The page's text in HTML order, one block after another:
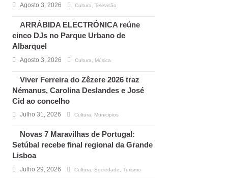
Agosto 3, 2026 Cultura Televisão
ARRÁBIDA ELECTRÓNICA reúne
cinco DJs no Parque Urbano de
Albarquel
Agosto 3, 2026 Cultura Música
Viver Ferreira do Zêzere 2026 traz
Némanus, Carolina Deslandes e José
Cid ao concelho
Julho 31, 2026 Cultura Municipios
Novas 7 Maravilhas de Portugal:
Setúbal recebe final regional da Grande
Lisboa
Julho 29, 2026 Cultura Sociedade Turismo